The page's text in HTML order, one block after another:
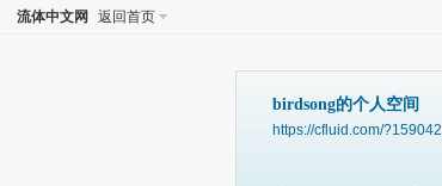
流体中文网 返回首页
birdsong的个人空间
https://cfluid.com/?159042